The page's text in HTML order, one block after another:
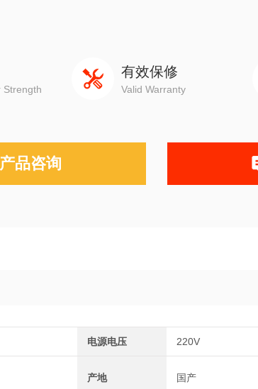
Strength
有效保修
Valid Warranty
产品咨询
电源电压 220V
产地 国产